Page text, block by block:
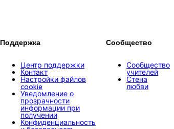
Поддержка
Центр поддержки
Контакт
Настройки файлов
cookie
Уведомление о
прозрачности
информации при
получении
Конфиденциальность
Сообщество
Сообщество
учителей
Стена
любви